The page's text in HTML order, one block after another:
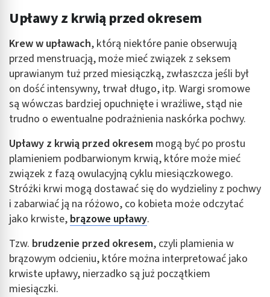
Upławy z krwią przed okresem
Krew w upławach, którą niektóre panie obserwują
przed menstruacją, może mieć związek z seksem
uprawianym tuż przed miesiączką, zwłaszcza jeśli był
on dość intensywny, trwał długo, itp. Wargi sromowe
są wówczas bardziej opuchnięte i wrażliwe, stąd nie
trudno o ewentualne podrażnienia naskórka pochwy.
Upławy z krwią przed okresem mogą być po prostu
plamieniem podbarwionym krwią, które może mieć
związek z fazą owulacyjną cyklu miesiączkowego.
Stróżki krwi mogą dostawać się do wydzieliny z pochwy
i zabarwiać ją na różowo, co kobieta może odczytać
jako krwiste, brązowe upławy.
Tzw. brudzenie przed okresem, czyli plamienia w
brązowym odcieniu, które można interpretować jako
krwiste upławy, nierzadko są już początkiem
miesiączki.